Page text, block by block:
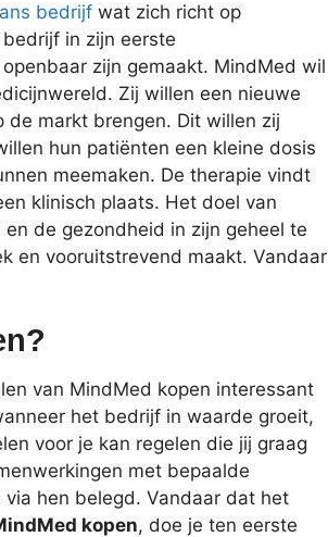
bedrijf wat zich richt op
in zijn eerste
zijn gemaakt. MindMed wil
Zij willen een nieuwe
de markt brengen. Dit willen zij
hun patiënten een kleine dosis
meemaken. De therapie vindt
klinisch plaats. Het doel van
de gezondheid in zijn geheel te
en vooruitstrevend maakt. Vandaar
van MindMed kopen interessant
het bedrijf in waarde groeit,
voor je kan regelen die jij graag
met bepaalde
hen belegd. Vandaar dat het
kopen, doe je ten eerste